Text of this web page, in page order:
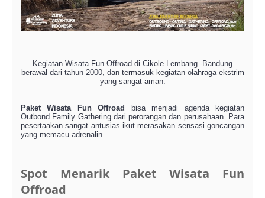
Kegiatan Wisata Fun Offroad di Cikole Lembang -Bandung
berawal dari tahun 2000, dan termasuk kegiatan olahraga ekstrim
yang sangat aman.
Paket Wisata Fun Offroad
bisa menjadi agenda kegiatan
Outbond Family Gathering dari perorangan dan perusahaan. Para
pesertaakan sangat antusias ikut merasakan sensasi goncangan
yang memacu adrenalin.
Spot Menarik Paket Wisata Fun
Offroad